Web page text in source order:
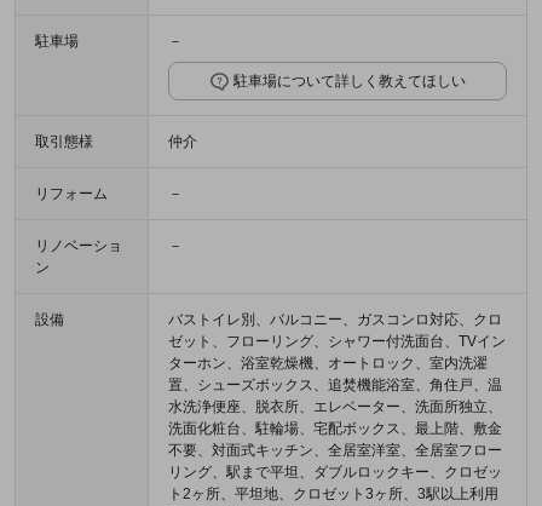
駐車場 －
駐車場について詳しく教えてほしい
取引態様 仲介
リフォーム －
リノベーショ
ン
－
設備
バストイレ別、バルコニー、ガスコンロ対応、クロ
ゼット、フローリング、シャワー付洗面台、TVイン
ターホン、浴室乾燥機、オートロック、室内洗濯
置、シューズボックス、追焚機能浴室、角住戸、温
水洗浄便座、脱衣所、エレベーター、洗面所独立、
洗面化粧台、駐輪場、宅配ボックス、最上階、敷金
不要、対面式キッチン、全居室洋室、全居室フロー
リング、駅まで平坦、ダブルロックキー、クロゼッ
ト2ヶ所、平坦地、クロゼット3ヶ所、3駅以上利用